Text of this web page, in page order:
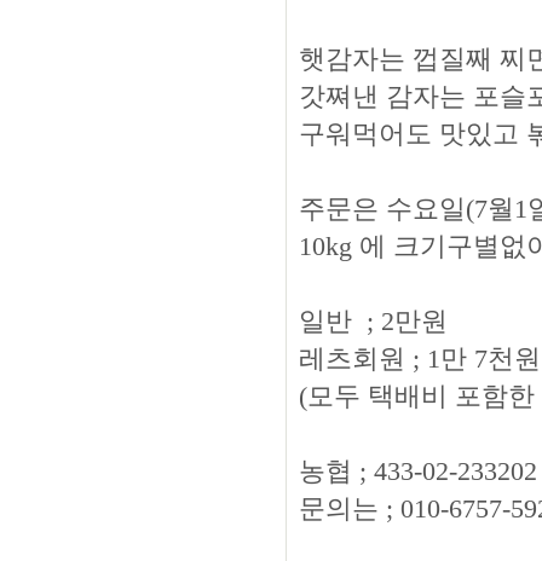
햇감자는 껍질째 찌
갓쪄낸 감자는 포슬
구워먹어도 맛있고
주문은 수요일(7월1
10kg 에 크기구별없
일반 ; 2만원
레츠회원 ; 1만 7천
(모두 택배비 포함
농협 ; 433-02-
문의는 ; 010-6757-